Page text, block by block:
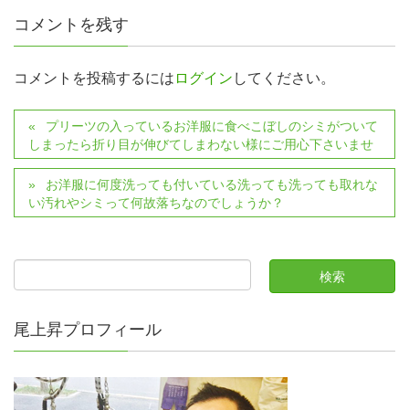
コメントを残す
コメントを投稿するには ログイン してください。
プリーツの入っているお洋服に食べこぼしのシミがついて
しまったら折り目が伸びてしまわない様にご用心下さいませ
お洋服に何度洗っても付いている洗っても洗っても取れな
い汚れやシミって何故落ちなのでしょうか？
尾上昇プロフィール